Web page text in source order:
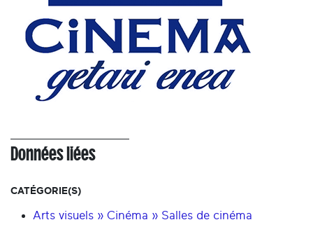
Données liées
CATÉGORIE(S)
Arts visuels » Cinéma » Salles de cinéma